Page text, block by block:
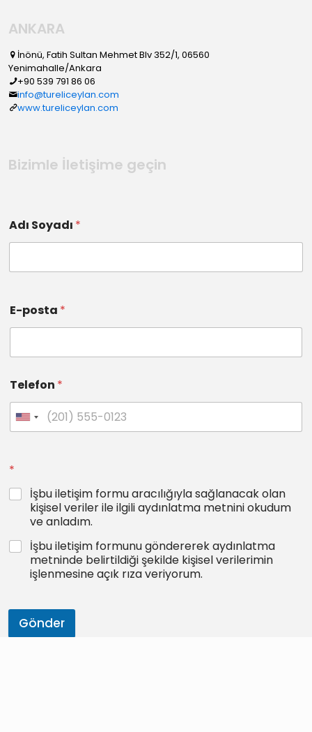
ANKARA
İnönü, Fatih Sultan Mehmet Blv 352/1, 06560
Yenimahalle/Ankara
+90 539 791 86 06
info@tureliceylan.com
www.tureliceylan.com
Bizimle İletişime geçin
Adı Soyadı *
E-posta *
Telefon *
*
İşbu iletişim formu aracılığıyla sağlanacak olan
kişisel veriler ile ilgili aydınlatma metnini okudum
ve anladım.
İşbu iletişim formunu göndererek aydınlatma
metninde belirtildiği şekilde kişisel verilerimin
işlenmesine açık rıza veriyorum.
Gönder